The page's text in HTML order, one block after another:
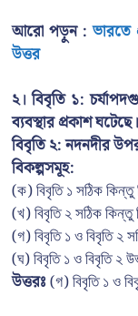
আরো পড়ুন :ভারতে
উত্তর
২। বিবৃতি ১:
ব্যবস্থার প্রকাশ ঘটেছে।
বিবৃতি ২: নদনদীর
বিকল্পসমূহ:
(ক) বিবৃতি ১ সঠিক
(খ) বিবৃতি ২ সঠিক কিন্তু
(গ) বিবৃতি ১ ও বিবৃতি ২
(ঘ) বিবৃতি ১ ও বিবৃতি ২
উত্তরঃ(গ) বিবৃতি ১ ও